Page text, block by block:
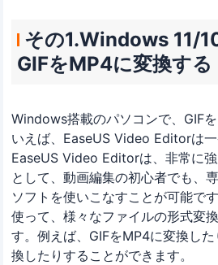
その1.Windows 11/
GIFをMP4に変換する
Windows搭載のパソコンで、GIF
いえば、EaseUS Video Editorは一
EaseUS Video Editorは、非常に
として、動画編集の初心者でも、
ソフトを使いこなすことが可能で
使って、様々なファイルの形式変
す。例えば、GIFをMP4に変換し
換したりすることができます。